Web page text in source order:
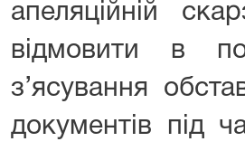
апеляційній
відмовити в
з’ясування
документів під